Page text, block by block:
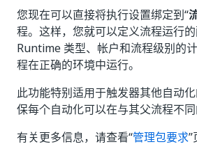
您现在可以直接将执行设置绑定到“
程。这样，您就可以定义流程运行
Runtime 类型、帐户和流程级别的
程在正确的环境中运行。
此功能特别适用于触发器其他自动
保每个自动化可以在与其父流程不同
有关更多信息，请查看“管理包要求”